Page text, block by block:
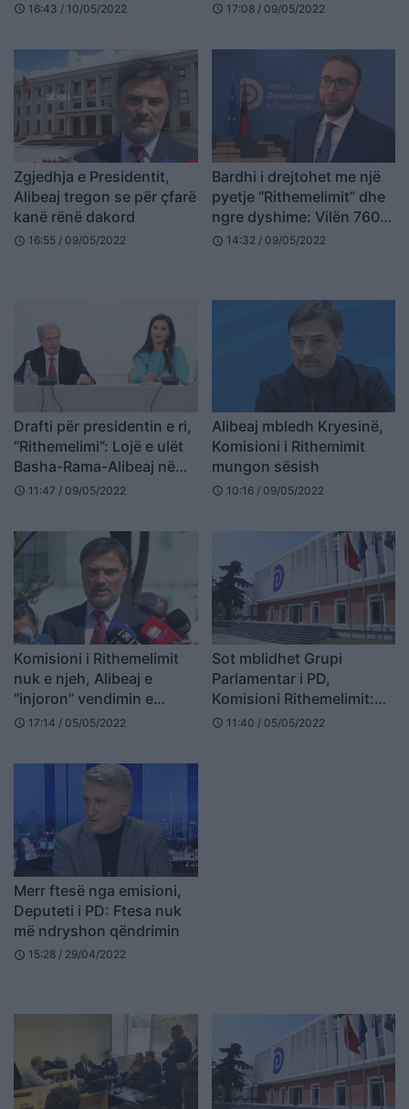
schedule 16:43 / 10/05/2022 schedule 17:08 / 09/05/2022
Zgjedhja e Presidentit,
Alibeaj tregon se për çfarë
kanë rënë dakord
schedule 16:55 / 09/05/2022
Bardhi i drejtohet me një
pyetje “Rithemelimit” dhe
ngre dyshime: Vilën 760
mijë euro, e shitën apo
schedule 14:32 / 09/05/2022
Drafti për presidentin e ri,
“Rithemelimi”: Lojë e ulët
Basha-Rama-Alibeaj në
kurriz të popullit
schedule 11:47 / 09/05/2022
Alibeaj mbledh Kryesinë,
Komisioni i Rithemimit
mungon sësish
schedule 10:16 / 09/05/2022
Komisioni i Rithemelimit
nuk e njeh, Alibeaj e
“injoron” vendimin e
Kuvendit: E çfarë pastaj?!
schedule 17:14 / 05/05/2022
Sot mblidhet Grupi
Parlamentar i PD,
Komisioni Rithemelimit:
është nul, Alibeaj i
schedule 11:40 / 05/05/2022
Merr ftesë nga emisioni,
Deputeti i PD: Ftesa nuk
më ndryshon qëndrimin
schedule 15:28 / 29/04/2022